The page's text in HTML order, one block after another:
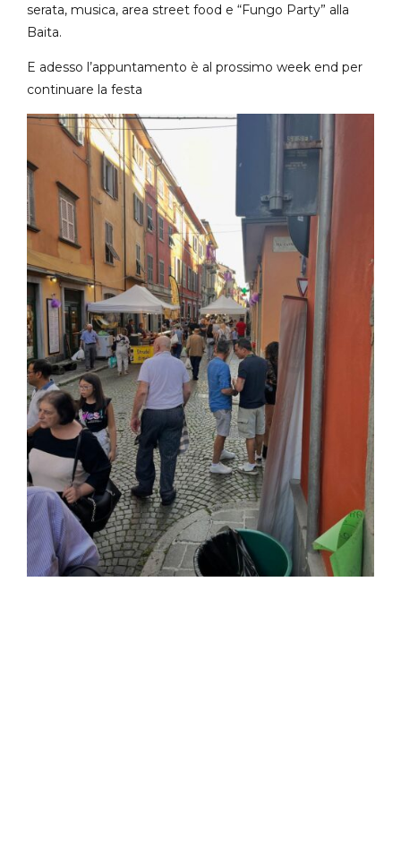
serata, musica, area street food e “Fungo Party” alla
Baita.
E adesso l’appuntamento è al prossimo week end per
continuare la festa